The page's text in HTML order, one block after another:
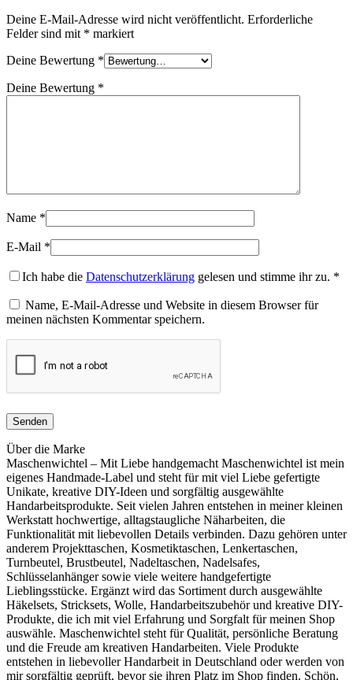
Deine E-Mail-Adresse wird nicht veröffentlicht. Erforderliche
Felder sind mit * markiert
Deine Bewertung *
Deine Bewertung *
Name *
E-Mail *
Ich habe die Datenschutzerklärung gelesen und stimme ihr zu. *
Name, E-Mail-Adresse und Website in diesem Browser für
meinen nächsten Kommentar speichern.
Über die Marke
Maschenwichtel – Mit Liebe handgemacht Maschenwichtel ist mein
eigenes Handmade-Label und steht für mit viel Liebe gefertigte
Unikate, kreative DIY-Ideen und sorgfältig ausgewählte
Handarbeitsprodukte. Seit vielen Jahren entstehen in meiner kleinen
Werkstatt hochwertige, alltagstaugliche Näharbeiten, die
Funktionalität mit liebevollen Details verbinden. Dazu gehören unter
anderem Projekttaschen, Kosmetiktaschen, Lenkertaschen,
Turnbeutel, Brustbeutel, Nadeltaschen, Nadelsafes,
Schlüsselanhänger sowie viele weitere handgefertigte
Lieblingsstücke. Ergänzt wird das Sortiment durch ausgewählte
Häkelsets, Stricksets, Wolle, Handarbeitszubehör und kreative DIY-
Produkte, die ich mit viel Erfahrung und Sorgfalt für meinen Shop
auswähle. Maschenwichtel steht für Qualität, persönliche Beratung
und die Freude am kreativen Handarbeiten. Viele Produkte
entstehen in liebevoller Handarbeit in Deutschland oder werden von
mir sorgfältig geprüft, bevor sie ihren Platz im Shop finden. Schön,